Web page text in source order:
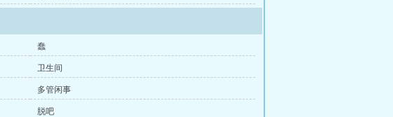
蠢
卫生间
多管闲事
脱吧